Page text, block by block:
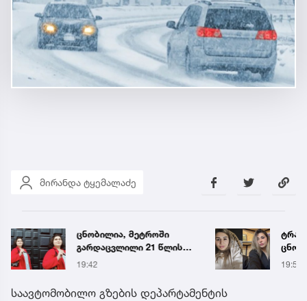
მირანდა ტყემალაძე
ცნობილია, მეტროში
გარდაცვლილი 21 წლის
მარიამ ტყემალაძის
19:42 19:58
საავტომობილო გზების დეპარტამენტის